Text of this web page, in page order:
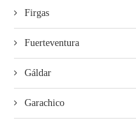
Firgas
Fuerteventura
Gáldar
Garachico